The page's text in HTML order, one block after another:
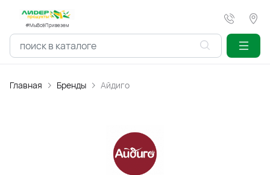
#МыВсёПривезем
Главная Бренды Айдиго